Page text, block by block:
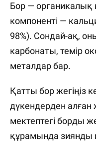
Бор — органикалық
компоненті —
98%). Сондай-ақ,
карбонаты, темір
металдар бар.
Қатты бор жегіңіз
дүкендерден
мектептегі борды
құрамында зиянды